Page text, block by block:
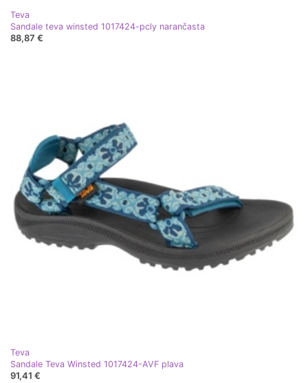
Teva
Sandale teva winsted 1017424-pcly narančasta
88,87 €
Teva
Sandale Teva Winsted 1017424-AVF plava
91,41 €